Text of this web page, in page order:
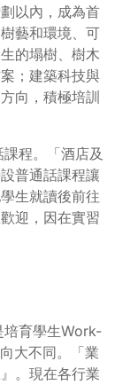
以內，成為首
藝和環境、可
的塌樹、樹木
；建築科技與
向，積極培訓
程。「酒店及
普通話課程讓
生就讀後前往
迎，因在實習
培育學生Work-
大不同。「業
。現在各行業